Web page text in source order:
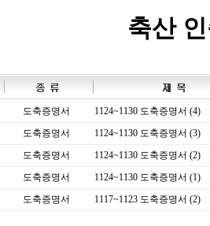
축산
도축증명서
1124~1130 도축증명서 (4)
도축증명서
1124~1130 도축증명서 (3)
도축증명서
1124~1130 도축증명서 (2)
도축증명서
1124~1130 도축증명서 (1)
도축증명서 1117~1123 도축증명서 (2)